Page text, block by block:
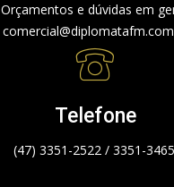
Orçamentos e dúvidas em
Telefone
(47) 3351-2522 / 3351-